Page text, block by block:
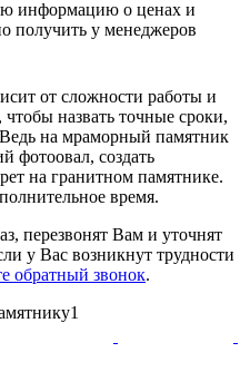
информацию о ценах и
получить у менеджеров
от сложности работы и
назвать точные сроки,
Ведь на мраморный памятник
фотоовал, создать
на гранитном памятнике.
время.
перезвонят Вам и уточнят
у Вас возникнут трудности
обратный звонок.